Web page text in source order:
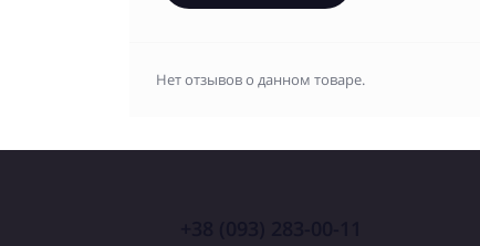
Нет отзывов о данном товаре.